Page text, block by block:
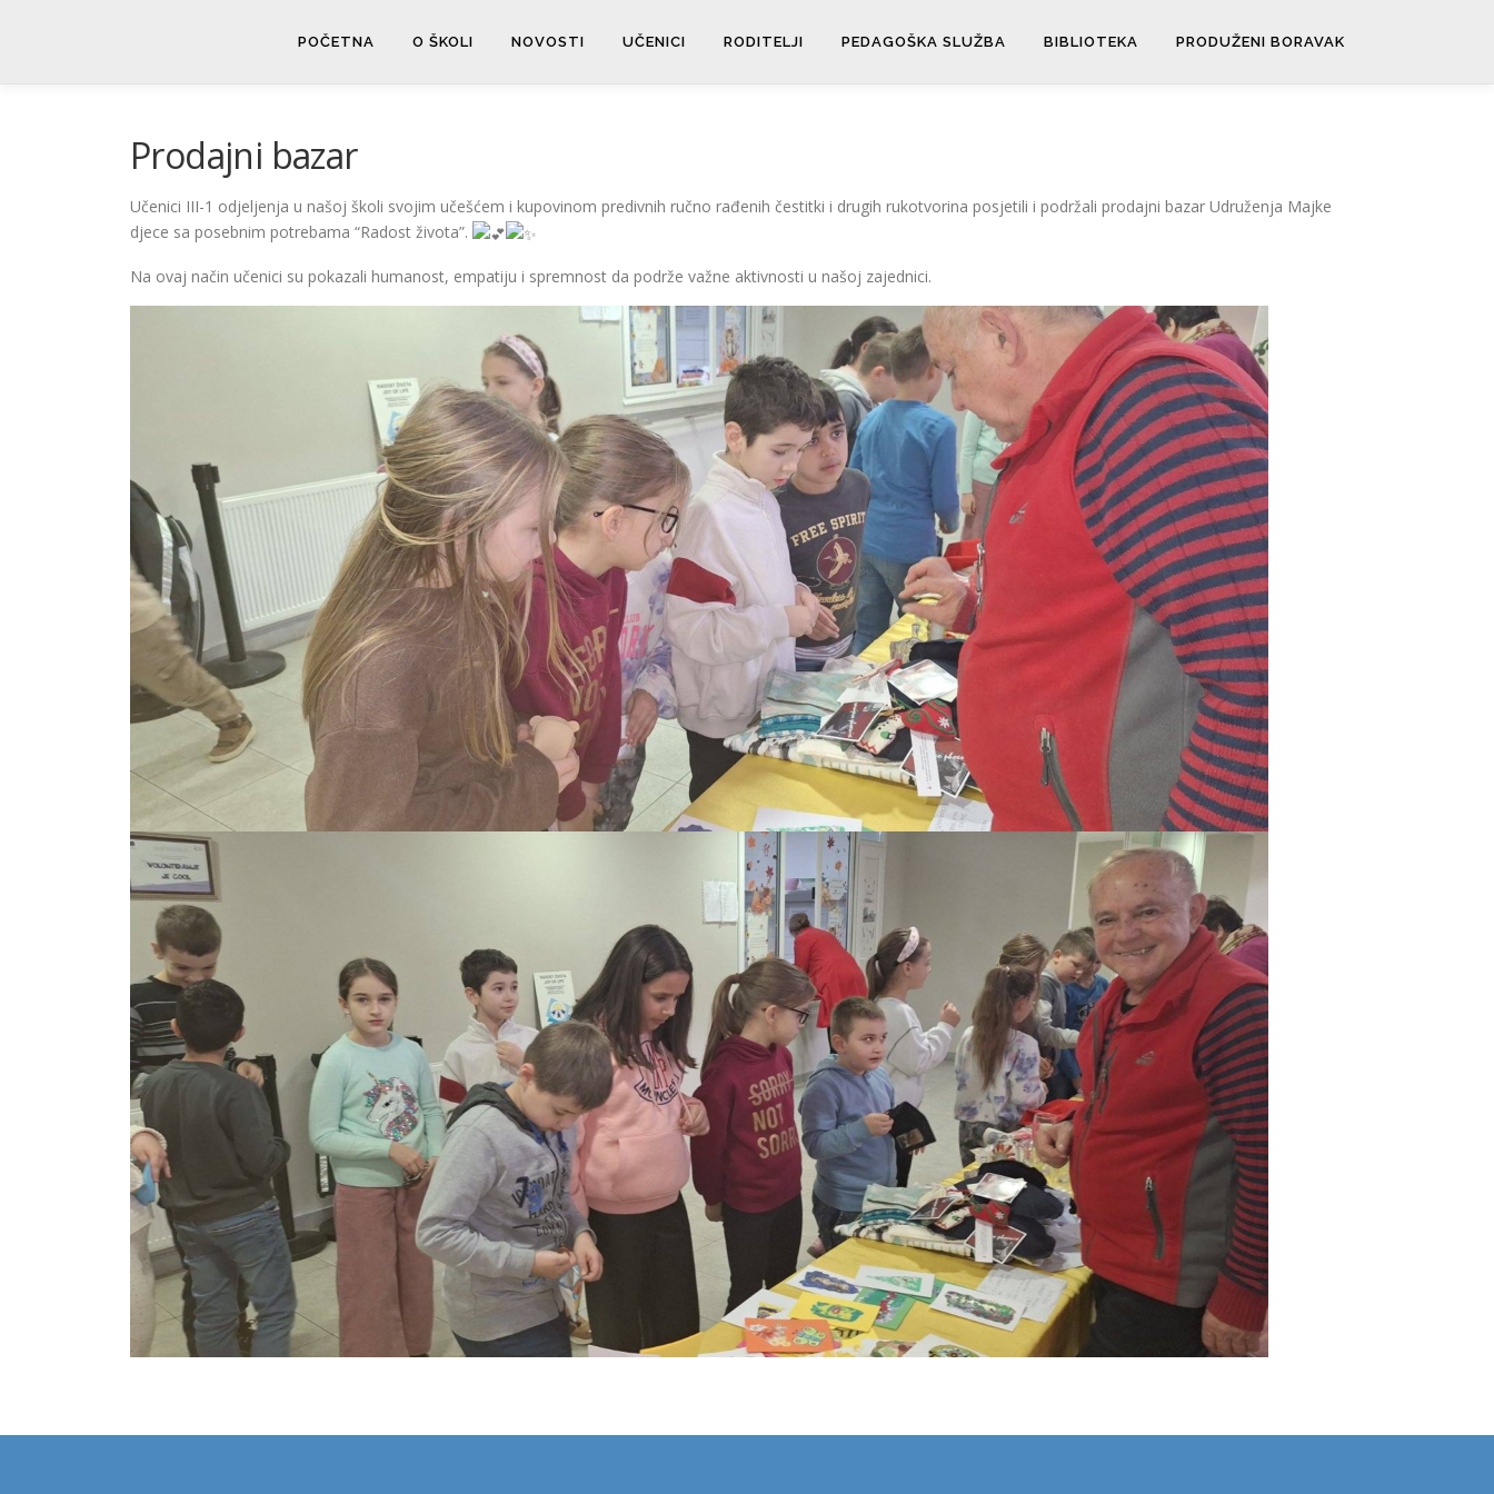
POČETNA O ŠKOLI NOVOSTI UČENICI RODITELJI PEDAGOŠKA SLUŽBA BIBLIOTEKA PRODUŽENI BORAVAK
Prodajni bazar
Učenici III-1 odjeljenja u našoj školi svojim učešćem i kupovinom predivnih ručno rađenih čestitki i drugih rukotvorina posjetili i podržali prodajni bazar Udruženja Majke
djece sa posebnim potrebama “Radost života”.
Na ovaj način učenici su pokazali humanost, empatiju i spremnost da podrže važne aktivnosti u našoj zajednici.